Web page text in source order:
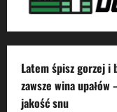
Latem śpisz gorzej i
zawsze wina
jakość snu